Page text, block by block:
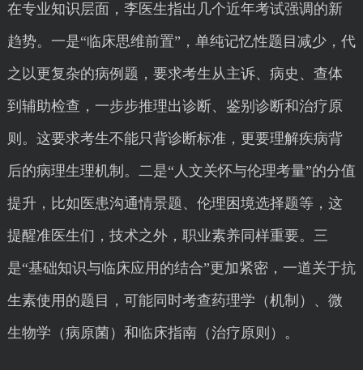
在专业知识层面，李医生指出几个近年考试强调的新
趋势。一是“临床思维前置”，单纯记忆性题目减少，代
之以更复杂的病例题，要求考生从主诉、病史、查体
到辅助检查，一步步推理出诊断、鉴别诊断和治疗原
则。这要求考生不能只背诊断标准，更要理解疾病背
后的病理生理机制。二是“人文关怀与伦理考量”的分值
提升，比如医患沟通情景题、伦理困境选择题等，这
提醒准医生们，技术之外，职业素养同样重要。三
是“基础知识与临床应用的结合”更加紧密，一道关于抗
生素使用的题目，可能同时考查药理学（机制）、微
生物学（病原菌）和临床指南（治疗原则）。